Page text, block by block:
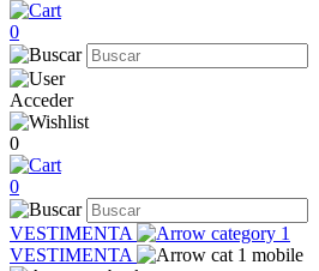
0
Acceder
0
0
VESTIMENTA
VESTIMENTA